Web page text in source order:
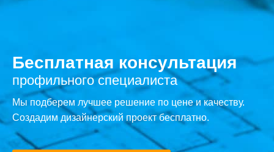
Бесплатная консультация
профильного специалиста
Мы подберем лучшее решение по цене и качеству.
Создадим дизайнерский проект бесплатно.